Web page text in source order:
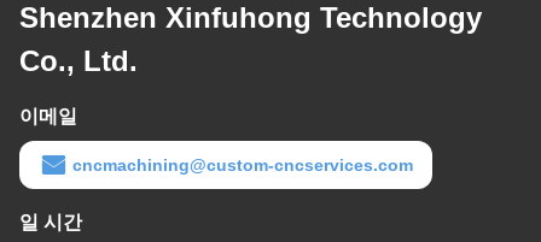
Shenzhen Xinfuhong Technology
Co., Ltd.
이메일
cncmachining@custom-cncservices.com
일 시간